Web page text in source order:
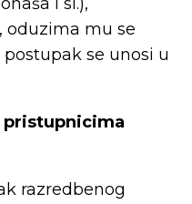
oduzima mu se
se unosi u
pristupnicima
razredbenog